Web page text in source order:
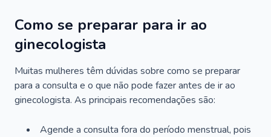
Como se preparar para ir ao
ginecologista
Muitas mulheres têm dúvidas sobre como se preparar
para a consulta e o que não pode fazer antes de ir ao
ginecologista. As principais recomendações são:
Agende a consulta fora do período menstrual, pois